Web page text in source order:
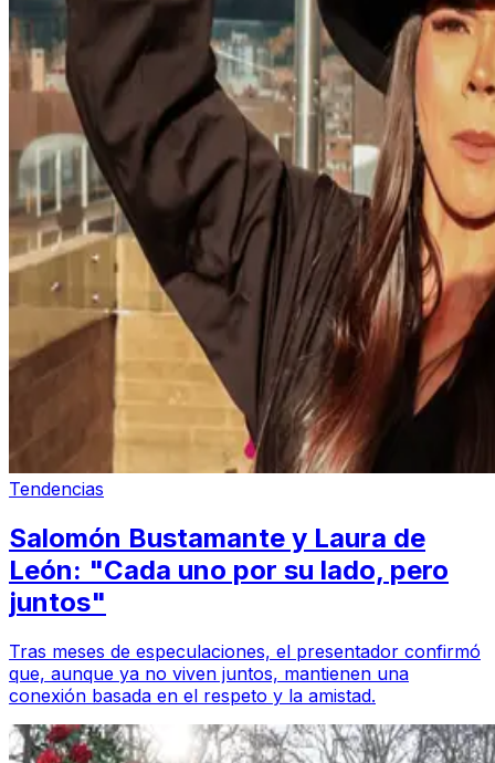
Tendencias
Salomón Bustamante y Laura de
León: "Cada uno por su lado, pero
juntos"
Tras meses de especulaciones, el presentador confirmó
que, aunque ya no viven juntos, mantienen una
conexión basada en el respeto y la amistad.